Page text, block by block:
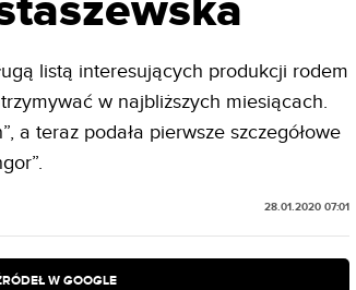
listą interesujących produkcji rodem
w najbliższych miesiącach.
a teraz podała pierwsze szczegółowe
28.01.2020 07:01
W GOOGLE